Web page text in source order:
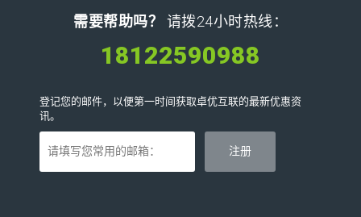
需要帮助吗？ 请拨24小时热线：
18122590988
登记您的邮件，以便第一时间获取卓优互联的最新优惠资
讯。